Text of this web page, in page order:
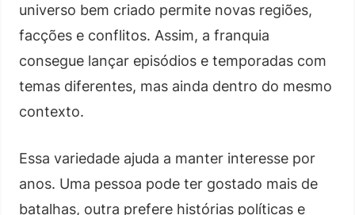
universo bem criado permite novas regiões,
facções e conflitos. Assim, a franquia
consegue lançar episódios e temporadas com
temas diferentes, mas ainda dentro do mesmo
contexto.
Essa variedade ajuda a manter interesse por
anos. Uma pessoa pode ter gostado mais de
batalhas, outra prefere histórias políticas e